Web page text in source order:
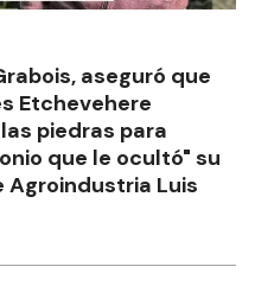
aseguró que
Etchevehere
piedras para
que le ocultó" su
Agroindustria Luis